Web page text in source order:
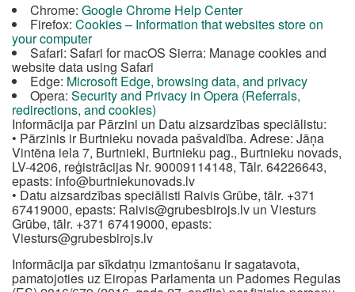
Chrome: Google Chrome Help Center
Firefox: Cookies – Information that websites store on
your computer
Safari: Safari for macOS Sierra: Manage cookies and
website data using Safari
Edge: Microsoft Edge, browsing data, and privacy
Opera: Security and Privacy in Opera (Referrals,
redirections, and cookies)
Informācija par Pārzini un Datu aizsardzības speciālistu:
• Pārzinis ir Burtnieku novada pašvaldība. Adrese: Jāņa
Vintēna iela 7, Burtnieki, Burtnieku pag., Burtnieku novads,
LV-4206, reģistrācijas Nr. 90009114148, Tālr. 64226643,
epasts: info@burtniekunovads.lv
• Datu aizsardzības speciālisti Raivis Grūbe, tālr. +371
67419000, epasts: Raivis@grubesbirojs.lv un Viesturs
Grūbe, tālr. +371 67419000, epasts:
Viesturs@grubesbirojs.lv
Informācija par sīkdatņu izmantošanu ir sagatavota,
pamatojoties uz Eiropas Parlamenta un Padomes Regulas